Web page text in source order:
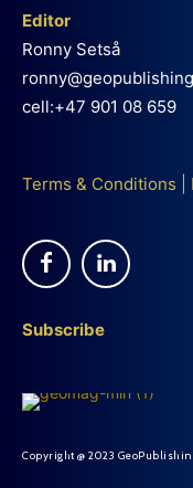
Editor
Ronny Setså
cell:+47 901 08 659
Terms & Conditions
Subscribe
Copyright @ 2023